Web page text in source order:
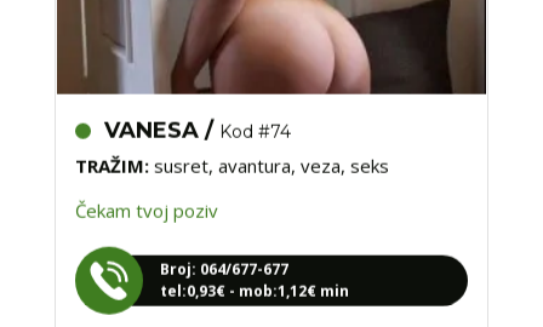
VANESA /
TRAŽIM:susret, avantura, veza, seks
Čekam tvoj poziv
tel:0,93€ - mob:1,12€ min